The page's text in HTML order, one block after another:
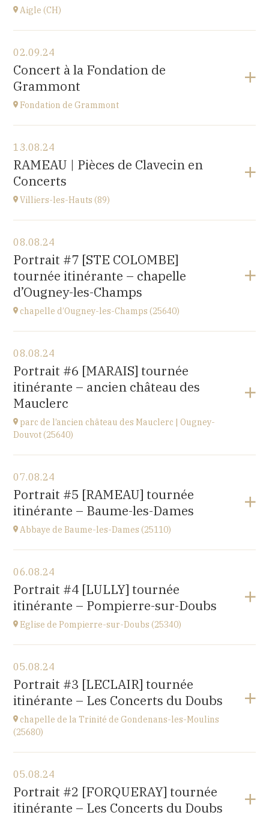
Aigle (CH)
Château d'Aigle
Place du Château 1, 1860 Aigle, SUISSE
à20H00
02.09.24
Concert à la Fondation de
Grammont
Fondation de Grammont
Fondation de Grammont
205 rue de l'Hôpital, 70110 VILLERSEXEL
à14H
13.08.24
RAMEAU | Pièces de Clavecin en
Concerts
Villiers-les-Hauts (89)
église de Villiers-les-Hauts
89160
à20H30
Accéder au site
08.08.24
Portrait #7 [STE COLOMBE]
tournée itinérante – chapelle
d’Ougney-les-Champs
chapelle d’Ougney-les-Champs (25640)
2 rue du Pont
25640 OUGNEY-DOUVOT
à21H00
08.08.24
Portrait #6 [MARAIS] tournée
itinérante – ancien château des
Mauclerc
parc de l’ancien château des Mauclerc | Ougney-
Douvot (25640)
2 rue du Pont
25640 OUGNEY-DOUVOT
à18H00
07.08.24
Portrait #5 [RAMEAU] tournée
itinérante – Baume-les-Dames
Abbaye de Baume-les-Dames (25110)
Abbaye Sainte-Odile
place de l'abbaye, 25110 Baume-les-Dames
à20H00
06.08.24
Portrait #4 [LULLY] tournée
itinérante – Pompierre-sur-Doubs
Eglise de Pompierre-sur-Doubs (25340)
Eglise de Pompierre-sur-Doubs (25340)
3 chemin de l'église
à20H00
05.08.24
Portrait #3 [LECLAIR] tournée
itinérante – Les Concerts du Doubs
chapelle de la Trinité de Gondenans-les-Moulins
(25680)
Gondenans-les-Moulins
(25680)
à18H00
05.08.24
Portrait #2 [FORQUERAY] tournée
itinérante – Les Concerts du Doubs